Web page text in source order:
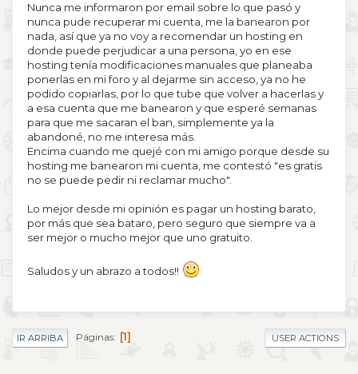
Nunca me informaron por email sobre lo que pasó y
nunca pude recuperar mi cuenta, me la banearon por
nada, así que ya no voy a recomendar un hosting en
donde puede perjudicar a una persona, yo en ese
hosting tenía modificaciones manuales que planeaba
ponerlas en mi foro y al dejarme sin acceso, ya no he
podido copiarlas, por lo que tube que volver a hacerlas y
a esa cuenta que me banearon y que esperé semanas
para que me sacaran el ban, simplemente ya la
abandoné, no me interesa más.
Encima cuando me quejé con mi amigo porque desde su
hosting me banearon mi cuenta, me contestó "es gratis
no se puede pedir ni reclamar mucho".
Lo mejor desde mi opinión es pagar un hosting barato,
por más que sea bataro, pero seguro que siempre va a
ser mejor o mucho mejor que uno gratuito.
Saludos y un abrazo a todos!!
IR ARRIBA Páginas 1 USER ACTIONS